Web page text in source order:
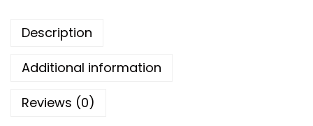
Description
Additional information
Reviews (0)